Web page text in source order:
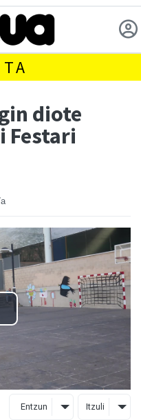
diote
Festari
Entzun Itzuli